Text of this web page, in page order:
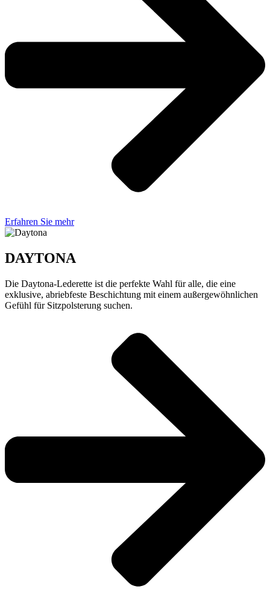
Erfahren Sie mehr
DAYTONA
Die Daytona-Lederette ist die perfekte Wahl für alle, die eine
exklusive, abriebfeste Beschichtung mit einem außergewöhnlichen
Gefühl für Sitzpolsterung suchen.